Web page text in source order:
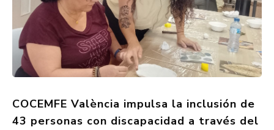
COCEMFE València impulsa la inclusión de
43 personas con discapacidad a través del